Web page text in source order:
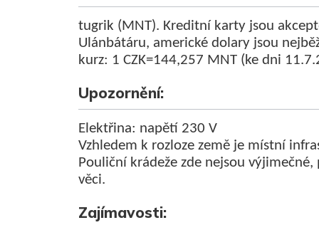
tugrik (MNT). Kreditní karty jsou
Ulánbátáru, americké dolary jsou
kurz: 1 CZK=144,257 MNT (ke dni
Upozornění:
Elektřina: napětí 230 V
Vzhledem k rozloze země je místní
Pouliční krádeže zde nejsou
věci.
Zajímavosti: